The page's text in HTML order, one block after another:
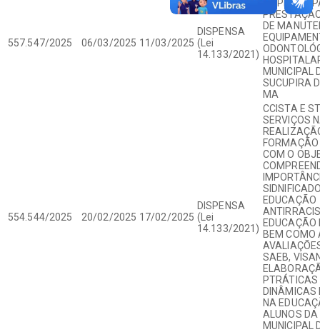
557.547/2025 06/03/2025 11/03/2025
DISPENSA
(Lei
14.133/2021)
EMPRESA
DE
MUNICIPAL
SUCUPIRA
MA
554.544/2025 20/02/2025 17/02/2025
DISPENSA
(Lei
14.133/2021)
CCISTA E
SERVIÇOS
COM O
EDUCAÇÃO
EDUCAÇÃO
BEM COMO
SAEB,
PTRÁTICAS
DINÂMICAS
NA
ALUNOS DA
MUNICIPAL